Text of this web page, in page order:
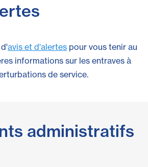
avis et d'alertes pour vous tenir au
informations sur les entraves à
de service.
administratifs